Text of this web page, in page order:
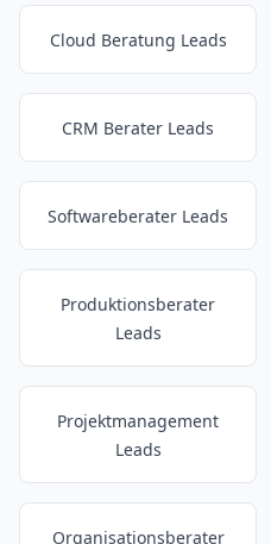
Cloud Beratung Leads
CRM Berater Leads
Softwareberater Leads
Produktionsberater
Leads
Projektmanagement
Leads
Organisationsberater